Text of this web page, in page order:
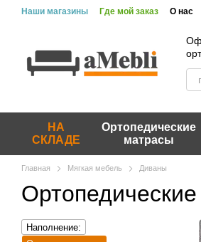
Перейти к основному контенту
Наши магазины Где мой заказ О нас
НА
СКЛАДЕ
Ортопедические
матрасы
Главная Мягкая мебель Диваны
Наполнение: